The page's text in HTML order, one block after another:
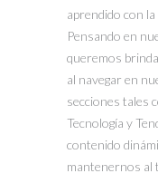
aprendido con
Pensando en
queremos
al navegar en
secciones tales
Tecnología y
contenido
mantenernos al